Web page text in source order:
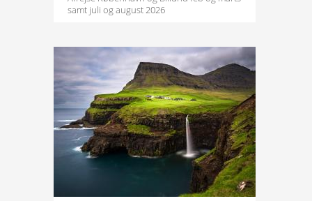
samt juli og august 2026